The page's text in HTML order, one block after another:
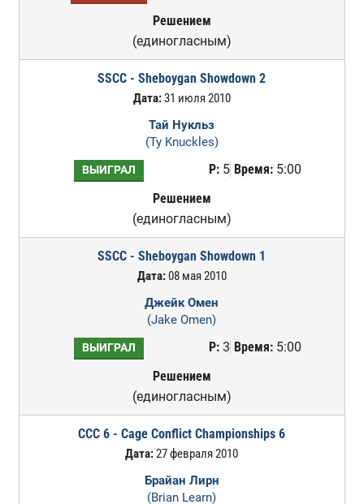
Решением
(единогласным)
SSCC - Sheboygan Showdown 2
Дата:31 июля 2010
Тай Нукльз
(Ty Knuckles)
ВЫИГРАЛ Р:5 Время:5:00
Решением
(единогласным)
SSCC - Sheboygan Showdown 1
Дата:08 мая 2010
Джейк Омен
(Jake Omen)
ВЫИГРАЛ Р:3 Время:5:00
Решением
(единогласным)
CCC 6 - Cage Conflict Championships 6
Дата:27 февраля 2010
Брайан Лирн
(Brian Learn)